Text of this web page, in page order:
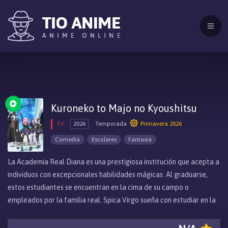
Kuroneko to Majo no Kyoushitsu
TV 2026 Temporada Primavera 2026
Comedia Escolares Fantasía
La Academia Real Diana es una prestigiosa institución que acepta a
individuos con excepcionales habilidades mágicas. Al graduarse,
estos estudiantes se encuentran en la cima de su campo o
empleados por la familia real. Spica Virgo sueña con estudiar en la
como su ídolo Claude Sirius. Claude es un hechicero de renombre